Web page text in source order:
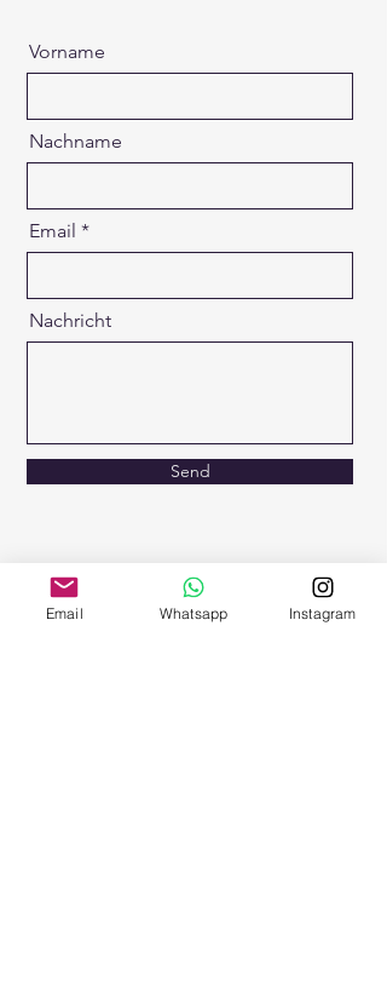
Vorname
Nachname
Email
Nachricht
Send
Email Whatsapp Instagram